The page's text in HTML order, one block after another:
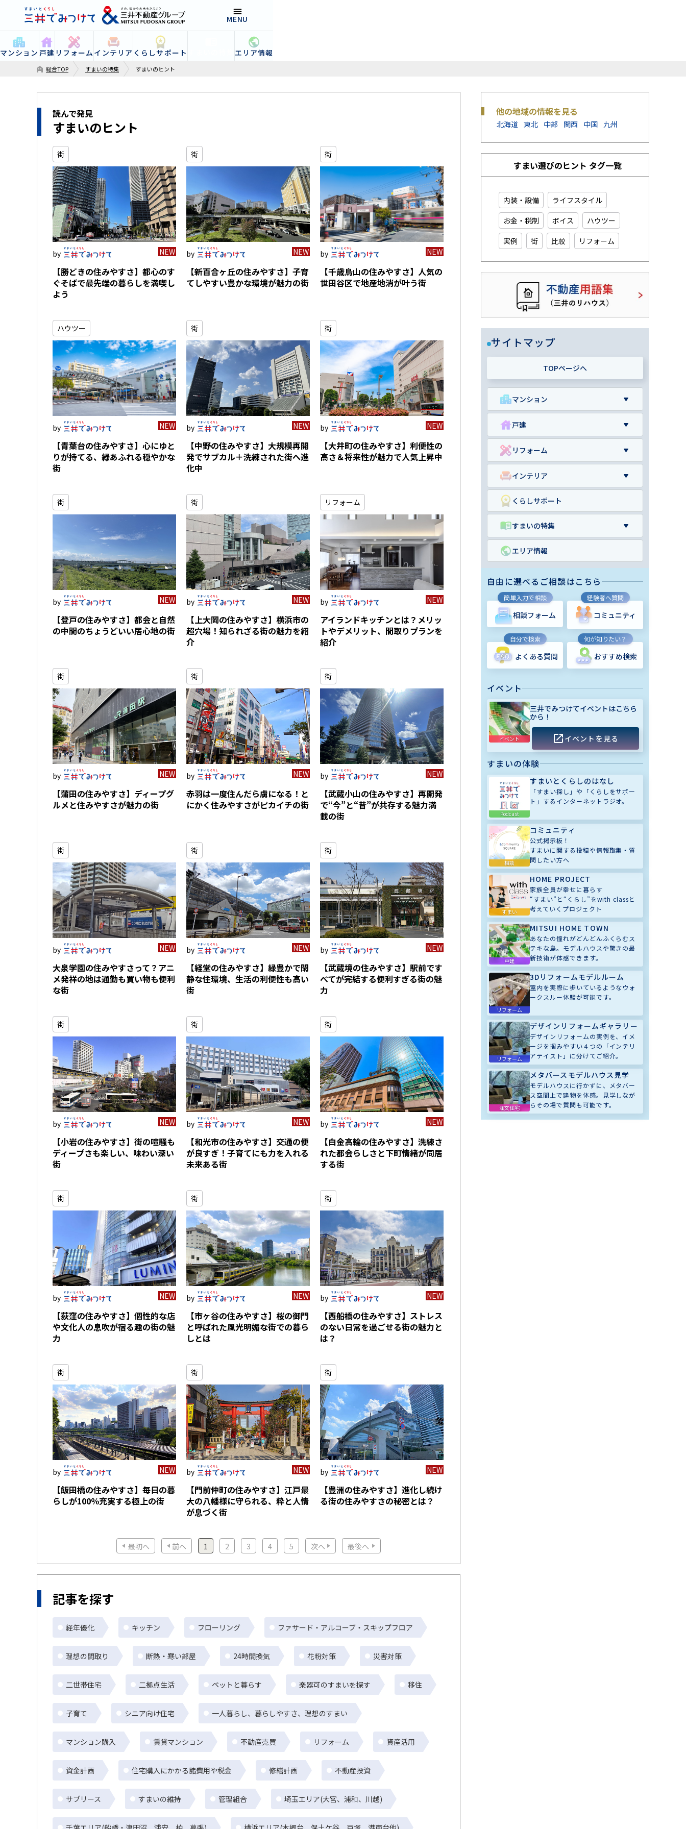
MENU
マンション 戸建 リフォーム インテリア くらしサポート エリア情報
総合TOP すまいの特集 すまいのヒント
読んで発見
すまいのヒント
街
NEW
【勝どきの住みやすさ】都心のす
ぐそばで最先端の暮らしを満喫し
よう
街
NEW
【新百合ヶ丘の住みやすさ】子育
てしやすい豊かな環境が魅力の街
街
NEW
【千歳烏山の住みやすさ】人気の
世田谷区で地産地消が叶う街
ハウツー
NEW
【青葉台の住みやすさ】心にゆと
りが持てる、緑あふれる穏やかな
街
街
NEW
【中野の住みやすさ】大規模再開
発でサブカル＋洗練された街へ進
化中
街
NEW
【大井町の住みやすさ】利便性の
高さ＆将来性が魅力で人気上昇中
街
NEW
【登戸の住みやすさ】都会と自然
の中間のちょうどいい居心地の街
街
NEW
【上大岡の住みやすさ】横浜市の
超穴場！知られざる街の魅力を紹
介
リフォーム
NEW
アイランドキッチンとは？メリッ
トやデメリット、間取りプランを
紹介
街
NEW
【蒲田の住みやすさ】ディープグ
ルメと住みやすさが魅力の街
街
NEW
赤羽は一度住んだら虜になる！と
にかく住みやすさがピカイチの街
街
NEW
【武蔵小山の住みやすさ】再開発
で“今”と“昔”が共存する魅力満
載の街
街
NEW
大泉学園の住みやすさって？アニ
メ発祥の地は通勤も買い物も便利
な街
街
NEW
【経堂の住みやすさ】緑豊かで閑
静な住環境、生活の利便性も高い
街
街
NEW
【武蔵境の住みやすさ】駅前です
べてが完結する便利すぎる街の魅
力
街
NEW
【小岩の住みやすさ】街の喧騒も
ディープさも楽しい、味わい深い
街
街
NEW
【和光市の住みやすさ】交通の便
が良すぎ！子育てにも力を入れる
未来ある街
街
NEW
【白金高輪の住みやすさ】洗練さ
れた都会らしさと下町情緒が同居
する街
街
NEW
【荻窪の住みやすさ】個性的な店
や文化人の息吹が宿る趣の街の魅
力
街
NEW
【市ヶ谷の住みやすさ】桜の御門
と呼ばれた風光明媚な街での暮ら
しとは
街
NEW
【西船橋の住みやすさ】ストレス
のない日常を過ごせる街の魅力と
は？
街
NEW
【飯田橋の住みやすさ】毎日の暮
らしが100％充実する極上の街
街
NEW
【門前仲町の住みやすさ】江戸最
大の八幡様に守られる、粋と人情
が息づく街
街
NEW
【豊洲の住みやすさ】進化し続け
る街の住みやすさの秘密とは？
最初へ 前へ 1 2 3 4 5 次へ 最後へ
記事を探す
経年優化 キッチン フローリング ファサード・アルコーブ・スキップフロア
理想の間取り 断熱・寒い部屋 24時間換気 花粉対策 災害対策
二世帯住宅 二拠点生活 ペットと暮らす 楽器可のすまいを探す 移住
子育て シニア向け住宅 一人暮らし、暮らしやすさ、理想のすまい
マンション購入 賃貸マンション 不動産売買 リフォーム 資産活用
資金計画 住宅購入にかかる諸費用や税金 修繕計画 不動産投資
サブリース すまいの維持 管理組合 埼玉エリア(大宮、浦和、川越)
他の地域の情報を見る
北海道 東北 中部 関西 中国 九州
すまい選びのヒント タグ一覧
内装・設備
ライフスタイル
お金・税制
ボイス
ハウツー
実例
街 比較 リフォーム
サイトマップ
TOPページへ
マンション
戸建
リフォーム
インテリア
くらしサポート
すまいの特集
エリア情報
自由に選べるご相談はこちら
簡単入力で相談
相談フォーム
経験者へ質問
コミュニティ
自分で検索
よくある質問
何が知りたい？
おすすめ検索
イベント
イベント
三井でみつけてイベントはこちら
から！
イベントを見る
すまいの体験
Podcast
すまいとくらしのはなし
「すまい探し」や「くらしをサポー
ト」するインターネットラジオ。
相談
コミュニティ
公式掲示板！
すまいに関する投稿や情報取集・質
問したい方へ
すまい
HOME PROJECT
家族全員が幸せに暮らす
“すまい”と“くらし”をwith classと
考えていくプロジェクト
戸建
MITSUI HOME TOWN
あなたの憧れがどんどんふくらむス
テキな島。モデルハウスや驚きの最
新技術が体感できます。
リフォーム
3Dリフォームモデルルーム
室内を実際に歩いているようなウォ
ークスルー体験が可能です。
リフォーム
デザインリフォームギャラリー
デザインリフォームの実例を、イメ
ージを掴みやすい４つの「インテリ
アテイスト」に分けてご紹介。
注文住宅
メタバースモデルハウス見学
モデルハウスに行かずに、メタバー
ス空間上で建物を体感。見学しなが
らその場で質問も可能です。